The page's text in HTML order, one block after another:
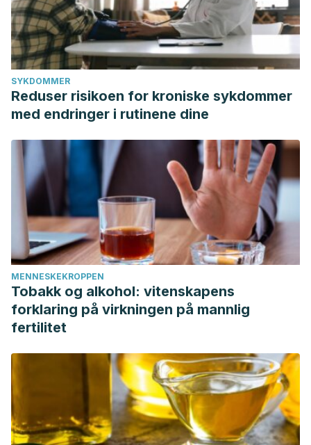
SYKDOMMER
Reduser risikoen for kroniske sykdommer
med endringer i rutinene dine
MENNESKEKROPPEN
Tobakk og alkohol: vitenskapens
forklaring på virkningen på mannlig
fertilitet